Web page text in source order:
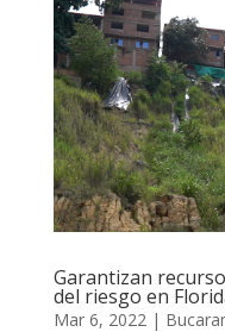
Garantizan
del riesgo en
Mar 6, 2022 |